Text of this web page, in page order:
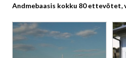
Andmebaasis kokku 80 ettevõtet,